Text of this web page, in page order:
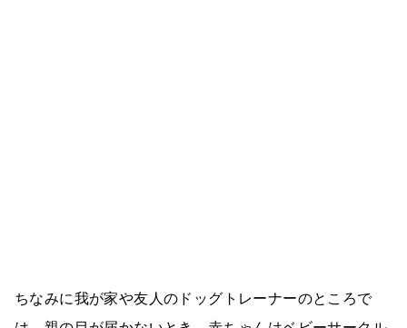
ちなみに我が家や友人のドッグトレーナーのところで